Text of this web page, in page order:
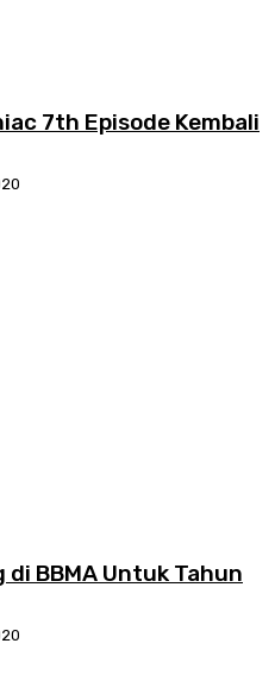
7th Episode Kembali
di BBMA Untuk Tahun